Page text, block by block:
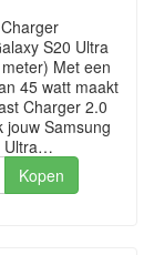
S20 Ultra
Met een
45 watt maakt
Charger 2.0
jouw Samsung
Ultra…
Kopen